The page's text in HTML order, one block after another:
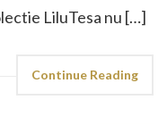
LiluTesa nu […]
Continue Reading